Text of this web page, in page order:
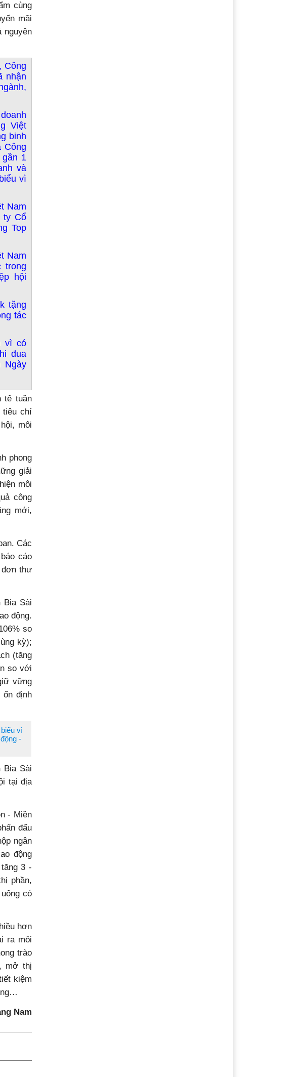
cùng
mãi
nguyên
Công
nhận
Việt
binh
Công
gần 1
và
vì
Nam
ty Cổ
Top
Nam
trong
hội
tặng
tác
vì có
đua
Ngày
tế tuần
tiêu chí
môi
phong
giải
môi
công
mới,
Các
cáo
đơn thư
Bia Sài
động.
so
kỳ);
(tăng
so với
vững
ổn định
vì
-
Bia Sài
tại địa
- Miền
đấu
ngân
động
3 -
phần,
có
hơn
ra môi
trào
mở thị
kiệm
Nam